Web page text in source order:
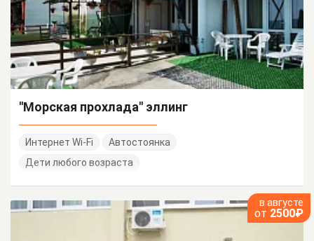
"Морская прохлада" эллинг
Интернет Wi-Fi
Автостоянка
Дети любого возраста
в августе
от 2500₽